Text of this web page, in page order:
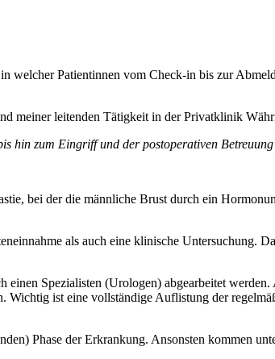
Patientinnen vom Check-in bis zur
meiner leitenden Tätigkeit in der Privatklinik
hin zum Eingriff und der postoperativen
bei der die männliche Brust durch ein
als auch eine klinische Untersuchung.
Spezialisten (Urologen) abgearbeitet
ist eine vollständige Auflistung der
Phase der Erkrankung. Ansonsten kommen